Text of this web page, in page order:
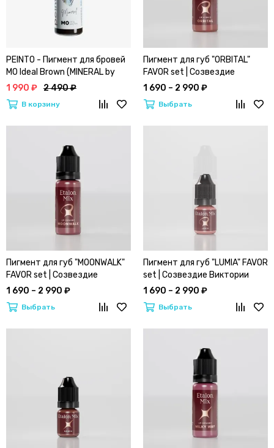
PEINTO - Пигмент для бровей
M0 Ideal Brown (MINERAL by
Пеинто)
1 990 ₽ 2 490 ₽
В корзину
Пигмент для губ "ORBITAL"
FAVOR set | Созвездие
Виктории Ведениной by
1 690 – 2 990 ₽
Выбрать
Пигмент для губ "MOONWALK"
FAVOR set | Созвездие
Виктории Ведениной by
1 690 – 2 990 ₽
Выбрать
Пигмент для губ "LUMIA" FAVOR
set | Созвездие Виктории
Ведениной by ETALON MIX
1 690 – 2 990 ₽
Выбрать